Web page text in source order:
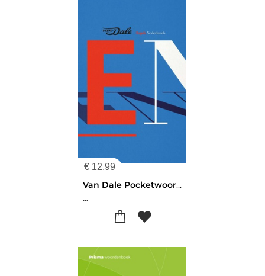
€ 12,99
Van Dale Pocketwoordenboek Engels-Nederlands
...